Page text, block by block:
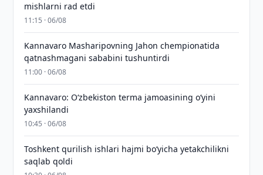
mishlarni rad etdi
11:15 · 06/08
Kannavaro Masharipovning Jahon chempionatida
qatnashmagani sababini tushuntirdi
11:00 · 06/08
Kannavaro: O‘zbekiston terma jamoasining o‘yini
yaxshilandi
10:45 · 06/08
Toshkent qurilish ishlari hajmi bo‘yicha yetakchilikni
saqlab qoldi